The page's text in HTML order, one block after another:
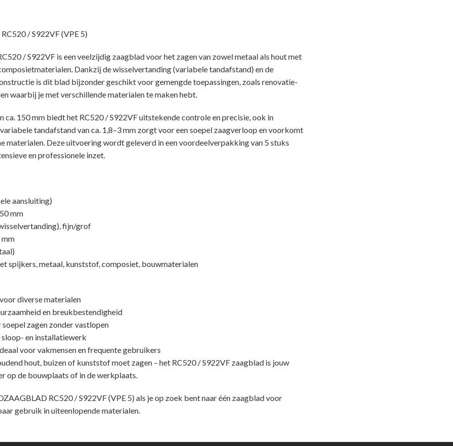
/ S922VF (VPE 5)
/ S922VF is een veelzijdig zaagblad voor het zagen van zowel metaal als hout met
Dankzij de wisselvertanding (variabele tandafstand) en de
is dit blad bijzonder geschikt voor gemengde toepassingen, zoals renovatie-
waarbij je met verschillende materialen te maken hebt.
ca. 150 mm biedt het RC520 / S922VF uitstekende controle en precisie, ook in
tandafstand van ca. 1,8–3 mm zorgt voor een soepel zaagverloop en voorkomt
materialen. Deze uitvoering wordt geleverd in een voordeelverpakking van 5 stuks
en professionele inzet.
aansluiting)
mm
fijn/grof
mm
spijkers, metaal, kunststof, composiet, bouwmaterialen
diverse materialen
en breukbestendigheid
zagen zonder vastlopen
en installatiewerk
voor vakmensen en frequente gebruikers
hout, buizen of kunststof moet zagen – het RC520 / S922VF zaagblad is jouw
op de bouwplaats of in de werkplaats.
RC520 / S922VF (VPE 5) als je op zoek bent naar één zaagblad voor
gebruik in uiteenlopende materialen.